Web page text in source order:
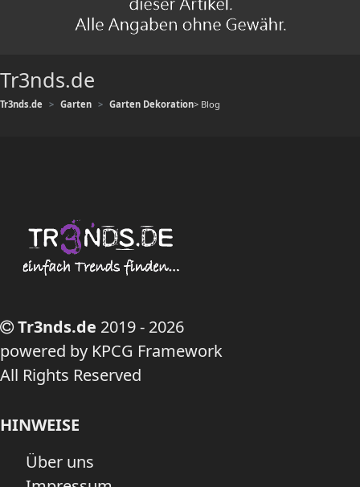
Tr3nds.de
Tr3nds.de Garten Garten Dekoration> Blog
Tr3nds.de 2019 - 2026
powered by KPCG Framework
All Rights Reserved
HINWEISE
Über uns